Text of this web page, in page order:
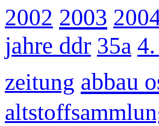
2002 2003
jahre ddr 35a
zeitung abbau